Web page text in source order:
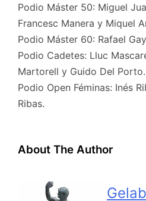
Podio Máster 50: Miguel
Francesc Manera y Miquel
Podio Máster 60: Rafael
Podio Cadetes: Lluc
Martorell y Guido Del Porto.
Podio Open Féminas: Inés
Ribas.
About The Author